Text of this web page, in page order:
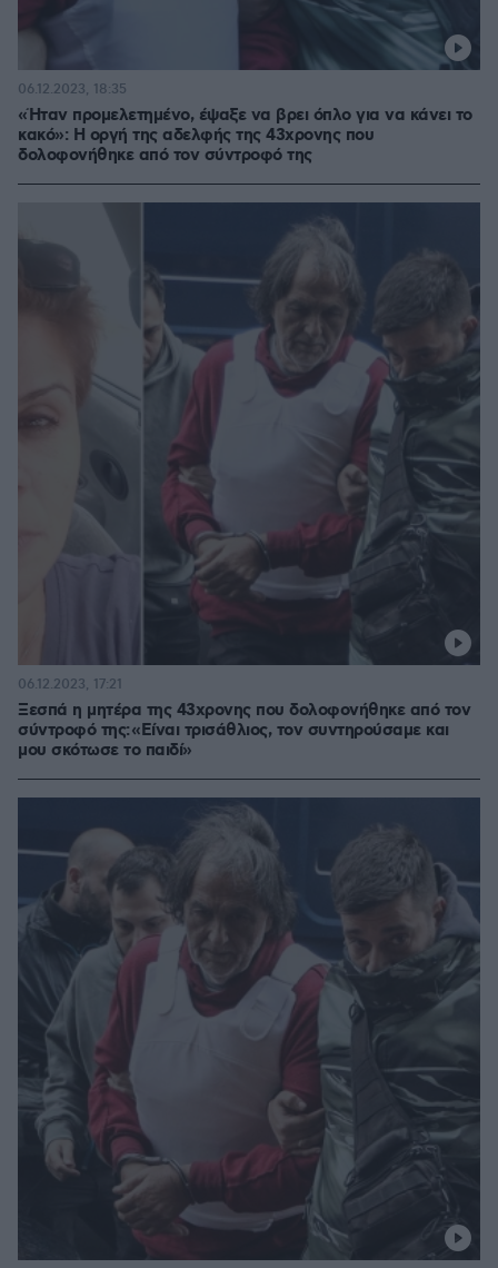
«Ήταν προμελετημένο, έψαξε να βρει όπλο για να κάνει το
κακό»: Η οργή της αδελφής της 43χρονης που
δολοφονήθηκε από τον σύντροφό της
06.12.2023, 18:35
Ξεσπά η μητέρα της 43χρονης που δολοφονήθηκε από τον
σύντροφό της: «Είναι τρισάθλιος, τον συντηρούσαμε και
μου σκότωσε το παιδί»
06.12.2023, 17:21